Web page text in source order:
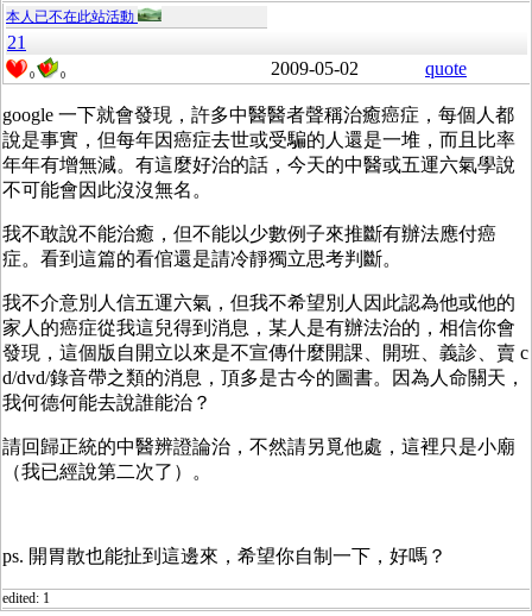
本人已不在此站活動
21
0 0 2009-05-02 quote
google 一下就會發現，許多中醫醫者聲稱治癒癌症，每個人都
說是事實，但每年因癌症去世或受騙的人還是一堆，而且比率
年年有增無減。有這麼好治的話，今天的中醫或五運六氣學說
不可能會因此沒沒無名。
我不敢說不能治癒，但不能以少數例子來推斷有辦法應付癌
症。看到這篇的看倌還是請冷靜獨立思考判斷。
我不介意別人信五運六氣，但我不希望別人因此認為他或他的
家人的癌症從我這兒得到消息，某人是有辦法治的，相信你會
發現，這個版自開立以來是不宣傳什麼開課、開班、義診、賣 c
d/dvd/錄音帶之類的消息，頂多是古今的圖書。因為人命關天，
我何德何能去說誰能治？
請回歸正統的中醫辨證論治，不然請另覓他處，這裡只是小廟
（我已經說第二次了）。
ps. 開胃散也能扯到這邊來，希望你自制一下，好嗎？
edited: 1